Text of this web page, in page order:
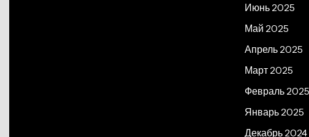
Июнь 2025
Май 2025
Апрель 2025
Март 2025
Февраль 2025
Январь 2025
Декабрь 2024